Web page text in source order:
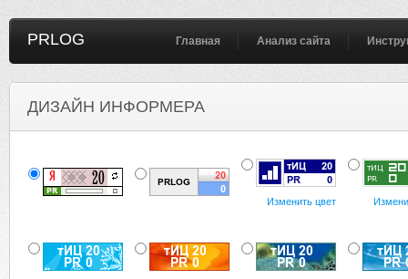
PRLOG Главная Анализ сайта
ДИЗАЙН ИНФОРМЕРА
Изменить цвет